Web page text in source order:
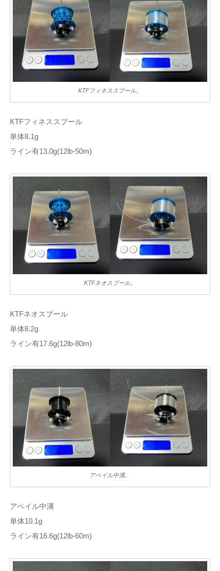
KTFフィネススプール。
KTFフィネススプール
単体8.1g
ライン有13.0g(12lb-50m)
KTFネオスプール。
KTFネオスプール
単体8.2g
ライン有17.6g(12lb-80m)
アベイル中溝。
アベイル中溝
単体10.1g
ライン有16.6g(12lb-60m)